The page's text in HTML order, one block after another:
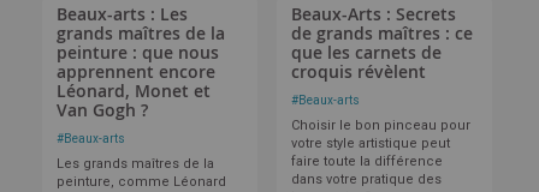
Beaux-arts : Les
grands maîtres de la
peinture : que nous
apprennent encore
Léonard, Monet et
Van Gogh ?
#Beaux-arts
Les grands maîtres de la
peinture, comme Léonard
Beaux-Arts : Secrets
de grands maîtres : ce
que les carnets de
croquis révèlent
#Beaux-arts
Choisir le bon pinceau pour
votre style artistique peut
faire toute la différence
dans votre pratique des